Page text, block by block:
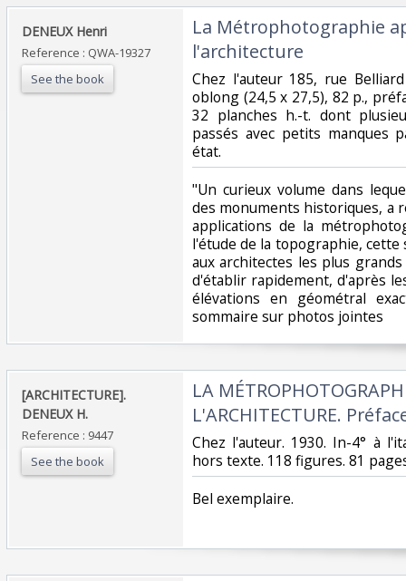
‎DENEUX Henri ‎
Reference : QWA-19327
See the book
‎La Métrophotographie
l'architecture ‎
‎Chez l'auteur 185, rue
oblong (24,5 x 27,5), 82 p.,
32 planches h.-t. dont
passés avec petits manques
état. ‎
‎"Un curieux volume dans
des monuments historiques, a
applications de la
l'étude de la topographie,
aux architectes les plus
d'établir rapidement, d'après
élévations en géométral
sommaire sur photos jointes ‎
‎[ARCHITECTURE].
DENEUX H.‎
Reference : 9447
See the book
‎LA
L'ARCHITECTURE.
‎Chez l'auteur. 1930. In-4° à
hors texte. 118 figures. 81
‎Bel exemplaire.‎